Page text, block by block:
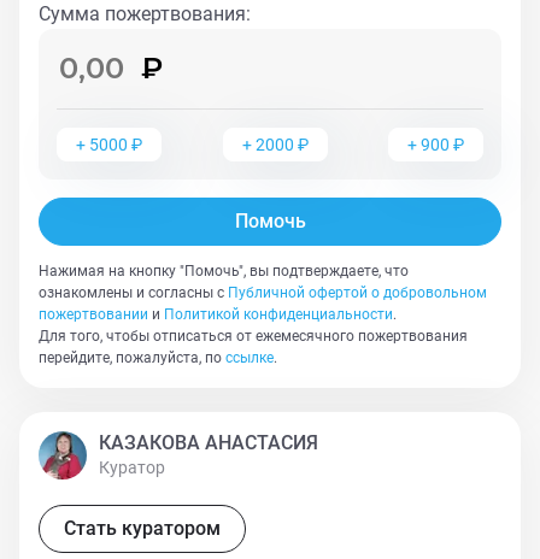
приблизительно. Спасибо за помощь кото-семье.
Поможем всем миром 💗
Сумма пожертвования:
+ 5000 ₽ +2000 ₽ +900 ₽
Помочь
Нажимая на кнопку "Помочь", вы подтверждаете, что
ознакомлены и согласны с Публичной офертой о добровольном
пожертвовании и Политикой конфиденциальности.
Для того, чтобы отписаться от ежемесячного пожертвования
перейдите, пожалуйста, по ссылке.
КАЗАКОВА АНАСТАСИЯ
Куратор
Стать куратором